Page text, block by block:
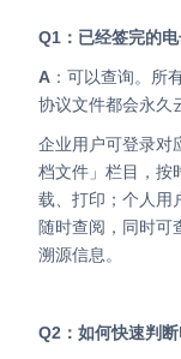
Q1：已经签完的
A ：可以查询。所
协议文件都会永久
企业用户可登录对应平台后台，在「合同管理 / 签署记录 / 归
档文件」栏目，按
载、打印；个人用
随时查阅，同时可
溯源信息。
Q2：如何快速判